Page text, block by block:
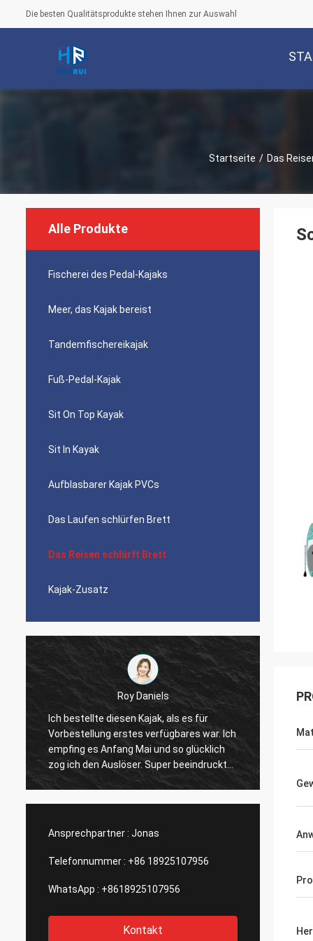
Die besten Qualitätsprodukte stehen Ihnen zur Auswahl
Startseite / Das
Alle Produkte
Fischerei des Pedal-Kajaks
Meer, das Kajak bereist
Tandemfischereikajak
Fuß-Pedal-Kajak
Sit On Top Kayak
Sit In Kayak
Aufblasbarer Kajak PVCs
Das Laufen schlürfen Brett
Das Reisen schlürft Brett
Kajak-Zusatz
Ken
Großer Kajak besonders für das Geld. Hat
Tonnen Raum, viel von Plätzen, zum von
Zusätzen anzubringen und ist
superstabiles. Seat ist sehr bequem und
Flossen-Antrieb ist bedienungsfreundlich.
Ansprechpartner : Jonas
Telefonnummer : +86 18925107956
WhatsApp : +8618925107956
Kontakt